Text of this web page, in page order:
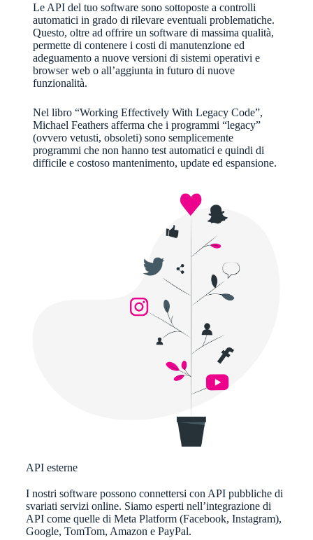
Le API del tuo software sono sottoposte a controlli
automatici in grado di rilevare eventuali problematiche.
Questo, oltre ad offrire un software di massima qualità,
permette di contenere i costi di manutenzione ed
adeguamento a nuove versioni di sistemi operativi e
browser web o all’aggiunta in futuro di nuove
funzionalità.
Nel libro “Working Effectively With Legacy Code”,
Michael Feathers afferma che i programmi “legacy”
(ovvero vetusti, obsoleti) sono semplicemente
programmi che non hanno test automatici e quindi di
difficile e costoso mantenimento, update ed espansione.
API esterne
I nostri software possono connettersi con API pubbliche di
svariati servizi online. Siamo esperti nell’integrazione di
API come quelle di Meta Platform (Facebook, Instagram),
Google, TomTom, Amazon e PayPal.